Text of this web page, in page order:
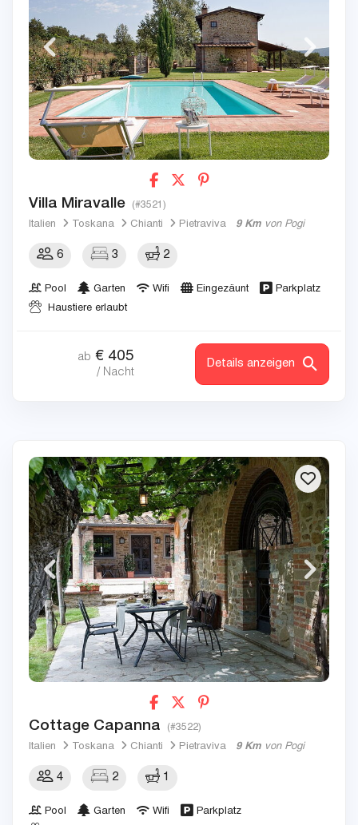
Villa Miravalle (#3521)
Italien Toskana Chianti Pietraviva 9 Km von Pogi
6 3 2
Pool Garten Wifi Eingezäunt
Parkplatz
Haustiere erlaubt
ab € 405
/ Nacht
Details anzeigen
Cottage Capanna (#3522)
Italien Toskana Chianti Pietraviva 9 Km von Pogi
4 2 1
Pool Garten Wifi
Parkplatz